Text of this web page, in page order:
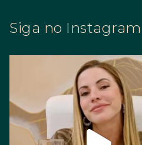
Siga no Instagram